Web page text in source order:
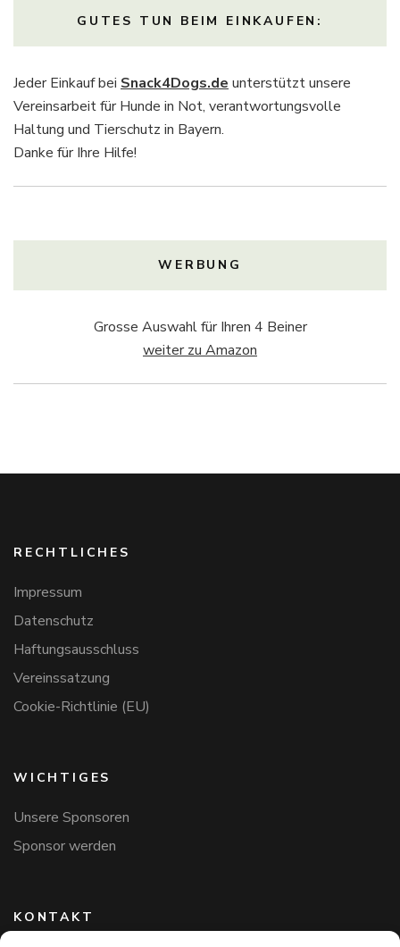
GUTES TUN BEIM EINKAUFEN:
Jeder Einkauf bei Snack4Dogs.de unterstützt unsere
Vereinsarbeit für Hunde in Not, verantwortungsvolle
Haltung und Tierschutz in Bayern.
Danke für Ihre Hilfe!
WERBUNG
Grosse Auswahl für Ihren 4 Beiner
weiter zu Amazon
RECHTLICHES
Impressum
Datenschutz
Haftungsausschluss
Vereinssatzung
Cookie-Richtlinie (EU)
WICHTIGES
Unsere Sponsoren
Sponsor werden
KONTAKT